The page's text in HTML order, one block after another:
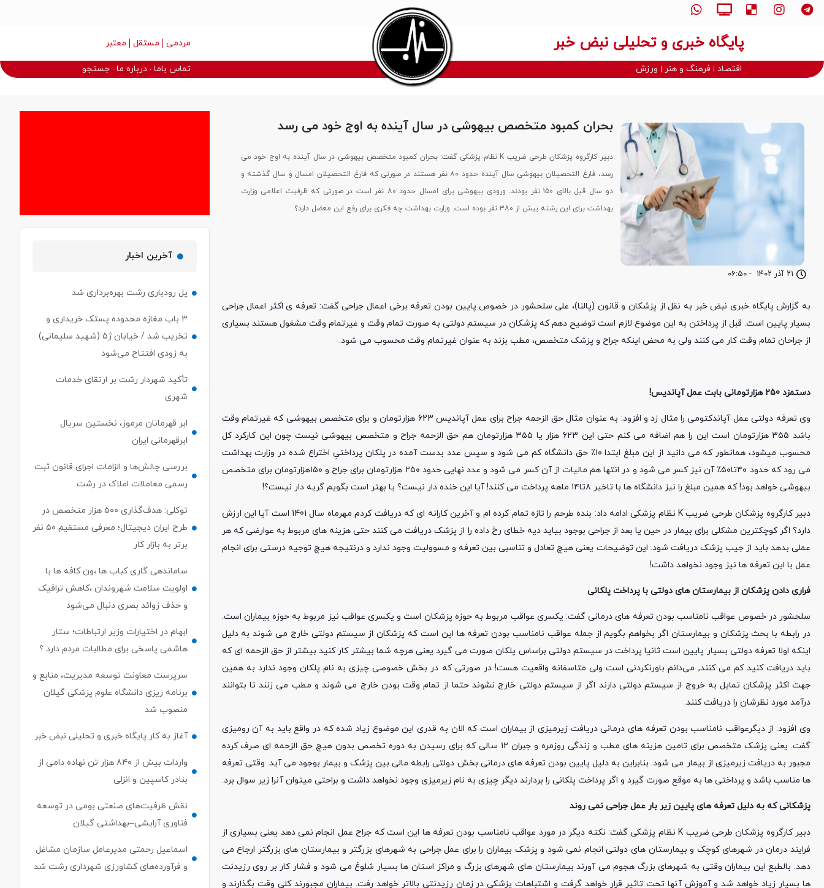
پایگاه خبری و تحلیلی نبض خبر مردمی مستقل معتبر
اقتصاد فرهنگ و هنر ورزش تماس باما درباره ما جستجو
۲۱ آذر ۱۴۰۲ - ۰۶:۵۰
بحران کمبود متخصص بیهوشی در سال آینده به اوج خود می رسد
دبیر کارگروه پزشکان طرحی ضریب K نظام پزشکی گفت: بحران کمبود متخصص بیهوشی در سال آینده به اوج خود می
رسد، فارغ التحصیلان بیهوشی سال آینده حدود ۸۰ نفر هستند در صورتی که فارغ التحصیلان امسال و سال گذشته و
دو سال قبل بالای ۱۵۰ نفر بودند. ورودی بیهوشی برای امسال حدود ۸۰ نفر است در صورتی که ظرفیت اعلامی وزارت
بهداشت برای این رشته بیش از ۳۸۰ نفر بوده است. وزارت بهداشت چه فکری برای رفع این معضل دارد؟
به گزارش پایگاه خبری نبض خبر به نقل از پزشکان و قانون (پالنا)، علی سلحشور در خصوص پایین بودن تعرفه برخی اعمال جراحی گفت: تعرفه ی اکثر اعمال جراحی
بسیار پایین است. قبل از پرداختن به این موضوع لازم است توضیح دهم که پزشکان در سیستم دولتی به صورت تمام وقت و غیرتمام وقت مشغول هستند بسیاری
از جراحان تمام وقت کار می کنند ولی به محض اینکه جراح و پزشک متخصص، مطب بزند به عنوان غیرتمام وقت محسوب می شود.
دستمزد 250 هزارتومانی بابت عمل آپاندیس!
وی تعرفه دولتی عمل آپاندکتومی را مثال زد و افزود: به عنوان مثال حق الزحمه جراح برای عمل آپاندیس 623 هزارتومان و برای متخصص بیهوشی که غیرتمام وقت
باشد 355 هزارتومان است این را هم اضافه می کنم حتی این 623 هزار یا ۳۵۵ هزارتومان هم حق الزحمه جراح و متخصص بیهوشی نیست چون این کارکرد کل
محسوب میشود، همانطور که می دانید از این مبلغ ابتدا ۱۰٪ حق دانشگاه کم می شود و سپس عدد بدست آمده در پلکان پرداختیِ اختراع شده در وزارت بهداشت
می رود که حدود ۴۰تا۵۰٪ آن نیز کسر می شود و در انتها هم مالیات از آن کسر می شود و عدد نهایی حدود ۲۵۰ هزارتومان برای جراح و ۱۵۰هزارتومان برای متخصص
بیهوشی خواهد بود! که همین مبلغ را نیز دانشگاه ها با تاخیر ۸تا۱۴ ماهه پرداخت می کنند! آیا این خنده دار نیست؟ یا بهتر است بگویم گریه دار نیست؟!
دبیر کارگروه پزشکان طرحی ضریب K نظام پزشکی ادامه داد: بنده طرحم را تازه تمام کرده ام و آخرین کارانه ای که دریافت کردم مهرماه سال 1401 است آیا این ارزش
دارد؟ اگر کوچکترین مشکلی برای بیمار در حین یا بعد از جراحی بوجود بیاید دیه خطای رخ داده را از پزشک دریافت می کنند حتی هزینه های مربوط به عوارضی که هر
عملی بدهد باید از جیب پزشک دریافت شود. این توضیحات یعنی هیچ تعادل و تناسبی بین تعرفه و مسوولیت وجود ندارد و درنتیجه هیچ توجیه درستی برای انجام
عمل با این تعرفه ها نیز وجود نخواهد داشت!
فراری دادن پزشکان از بیمارستان های دولتی با پرداخت پلکانی
سلحشور در خصوص عواقب نامناسب بودن تعرفه های درمانی گفت: یکسری عواقب مربوط به حوزه پزشکان است و یکسری عواقب نیز مربوط به حوزه بیماران است.
در رابطه با بحث پزشکان و بیمارستان اگر بخواهم بگویم از جمله عواقب نامناسب بودن تعرفه ها این است که پزشکان از سیستم دولتی خارج می شوند به دلیل
اینکه اولا تعرفه دولتی بسیار پایین است ثانیا پرداخت در سیستم دولتی براساس پلکان صورت می گیرد یعنی هرچه شما بیشتر کار کنید بیشتر از حق الزحمه ای که
باید دریافت کنید کم می کنند, می‌دانم باورنکردنی است ولی متاسفانه واقعیت هست! در صورتی که در بخش خصوصی چیزی به نام پلکان وجود ندارد به همین
جهت اکثر پزشکان تمایل به خروج از سیستم دولتی دارند اگر از سیستم دولتی خارج نشوند حتما از تمام وقت بودن خارج می شوند و مطب می زنند تا بتوانند
درآمد مورد نظرشان را دریافت کنند.
وی افزود: از دیگرعواقب نامناسب بودن تعرفه های درمانی دریافت زیرمیزی از بیماران است که الان به قدری این موضوع زیاد شده که در واقع باید به آن رومیزی
گفت. یعنی پزشک متخصص برای تامین هزینه های مطب و زندگی روزمره و جبران 12 سالی که برای رسیدن به دوره تخصص بدون هیچ حق الزحمه ای صرف کرده
مجبور به دریافت زیرمیزی از بیمار می شود. بنابراین به دلیل پایین بودن تعرفه های درمانی بخش دولتی رابطه مالی بین پزشک و بیمار بوجود می آید. وقتی تعرفه
ها مناسب باشد و پرداختی ها به موقع صورت گیرد و اگر پرداخت پلکانی را بردارند دیگر چیزی به نام زیرمیزی وجود نخواهد داشت و براحتی میتوان آنرا زیر سوال برد.
پزشکانی که به دلیل تعرفه های پایین زیر بار عمل جراحی نمی روند
دبیر کارگروه پزشکان طرحی ضریب K نظام پزشکی گفت: نکته دیگر در مورد عواقب نامناسب بودن تعرفه ها این است که جراح عمل انجام نمی دهد یعنی بسیاری از
فرایند درمان در شهرهای کوچک و بیمارستان های دولتی انجام نمی شود و پزشک بیماران را برای عمل جراحی به شهرهای بزرگتر و بیمارستان های بزرگتر ارجاع می
دهد. بالطبع این بیماران وقتی به شهرهای بزرگ هجوم می آورند بیمارستان های شهرهای بزرگ و مراکز استان ها بسیار شلوغ می شود و فشار کار بر روی رزیدنت
ها بسیار زیاد خواهد شد و آموزش آنها تحت تاثیر قرار خواهد گرفت و اشتباهات پزشکی در زمان رزیدنتی بالاتر خواهد رفت. بیماران مجبورند کلی وقت بگذارند و
آخرین اخبار
پل رودباری رشت بهره‌برداری شد
۳ باب مغازه محدوده پستک خریداری و
تخریب شد / خیابان ژ۵ (شهید سلیمانی)
به زودی افتتاح می‌شود
تأکید شهردار رشت بر ارتقای خدمات
شهری
ابر قهرمانان مرموز، نخستین سریال
ابرقهرمانی ایران
بررسی چالش‌ها و الزامات اجرای قانون ثبت
رسمی معاملات املاک در رشت
توکلی: هدف‌گذاری ۵۰۰ هزار متخصص در
طرح ایران دیجیتال؛ معرفی مستقیم ۵۰ نفر
برتر به بازار کار
ساماندهی گاری کباب ها ،ون کافه ها با
اولویت سلامت شهروندان ،کاهش ترافیک
و حذف زوائد بصری دنبال می‌شود
ابهام در اختیارات وزیر ارتباطات؛ ستار
هاشمی پاسخی برای مطالبات مردم دارد ؟
سرپرست معاونت توسعه مدیریت، منابع و
برنامه ریزی دانشگاه علوم پزشکی گیلان
منصوب شد
آغاز به کار پایگاه خبری و تحلیلی نبض خبر
واردات بیش از ۸۴۰ هزار تن نهاده دامی از
بنادر كاسپین و انزلی
نقش ظرفیت‌های صنعتی بومی در توسعه
فناوری آرایشی–بهداشتی گیلان
اسماعیل رحمتی مدیرعامل سازمان مشاغل
و فرآورده‌های کشاورزی شهرداری رشت شد